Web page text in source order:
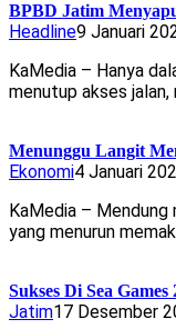
BPBD Jatim
Headline9 Januari
KaMedia – Hanya
menutup akses
Menunggu Langit
Ekonomi4 Januari
KaMedia – Mendung
yang menurun
Sukses Di Sea
Jatim17 Desember